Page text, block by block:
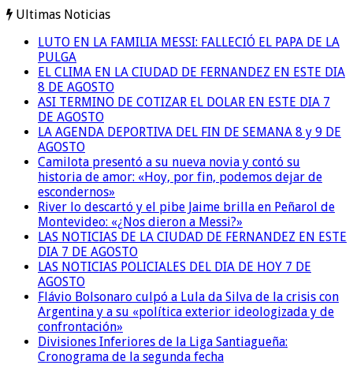
Ultimas Noticias
LUTO EN LA FAMILIA MESSI: FALLECIÓ EL PAPA DE LA
PULGA
EL CLIMA EN LA CIUDAD DE FERNANDEZ EN ESTE DIA
8 DE AGOSTO
ASI TERMINO DE COTIZAR EL DOLAR EN ESTE DIA 7
DE AGOSTO
LA AGENDA DEPORTIVA DEL FIN DE SEMANA 8 y 9 DE
AGOSTO
Camilota presentó a su nueva novia y contó su
historia de amor: «Hoy, por fin, podemos dejar de
escondernos»
River lo descartó y el pibe Jaime brilla en Peñarol de
Montevideo: «¿Nos dieron a Messi?»
LAS NOTICIAS DE LA CIUDAD DE FERNANDEZ EN ESTE
DIA 7 DE AGOSTO
LAS NOTICIAS POLICIALES DEL DIA DE HOY 7 DE
AGOSTO
Flávio Bolsonaro culpó a Lula da Silva de la crisis con
Argentina y a su «política exterior ideologizada y de
confrontación»
Divisiones Inferiores de la Liga Santiagueña:
Cronograma de la segunda fecha